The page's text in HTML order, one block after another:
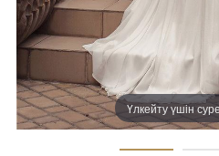
Үлкейту үшін